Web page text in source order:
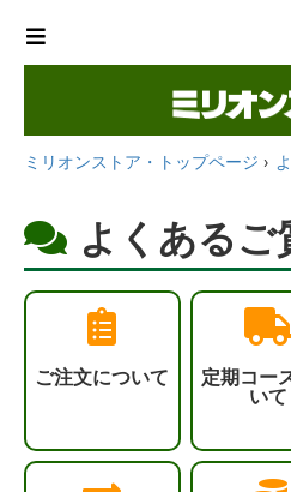
ミリオンストア・トップページ
よくあるご
ご注文について
定期コー
いて